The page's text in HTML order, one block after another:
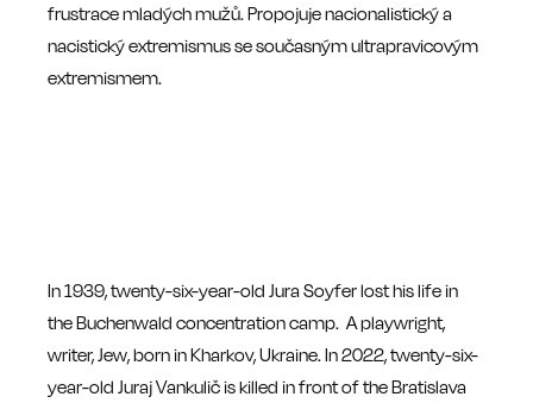
frustrace mladých mužů. Propojuje nacionalistický a
nacistický extremismus se současným ultrapravicovým
extremismem.
In 1939, twenty-six-year-old Jura Soyfer lost his life in
the Buchenwald concentration camp. A playwright,
writer, Jew, born in Kharkov, Ukraine. In 2022, twenty-six-
year-old Juraj Vankulič is killed in front of the Bratislava